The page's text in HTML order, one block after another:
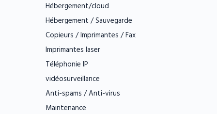
Hébergement/cloud
Hébergement / Sauvegarde
Copieurs / Imprimantes / Fax
Imprimantes laser
Téléphonie IP
vidéosurveillance
Anti-spams / Anti-virus
Maintenance